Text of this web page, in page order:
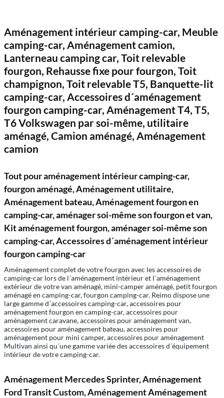
Aménagement intérieur camping-car, Meuble
camping-car, Aménagement camion,
Lanterneau camping car, Toit relevable
fourgon, Rehausse fixe pour fourgon, Toit
champignon, Toit relevable T5, Banquette-lit
camping-car, Accessoires d´aménagement
fourgon camping-car, Aménagement T4, T5,
T6 Volkswagen par soi-même, utilitaire
aménagé, Camion aménagé, Aménagement
camion
Tout pour aménagement intérieur camping-car,
fourgon aménagé, Aménagement utilitaire,
Aménagement bateau, Aménagement fourgon en
camping-car, aménager soi-même son fourgon et van,
Kit aménagement fourgon, aménager soi-même son
camping-car, Accessoires d´aménagement intérieur
fourgon camping-car
Aménagement complet de votre fourgon avec les accessoires de
camping-car lors de l´aménagement intérieur et l´aménagement
extérieur de votre van aménagé, mini-camper aménagé, petit fourgon
aménagé en camping-car, fourgon camping-car. Reimo dispose une
large gamme d´accessoires camping-car, accessoires pour
aménagement fourgon en camping-car, accessoires pour
aménagement caravane, accessoires pour aménagement van,
accessoires pour aménagement bateau, accessoires pour
aménagement pour mini camper, accessoires pour aménagement
Multivan ainsi qu´une gamme variée des accessoires d´équipement
intérieur de votre camping-car.
Aménagement Mercedes Sprinter, Aménagement
Ford Transit Custom, Aménagement Aménagement